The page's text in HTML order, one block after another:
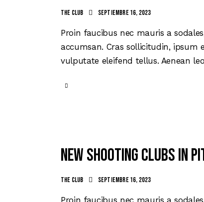
The club septiembre 16, 2023
Proin faucibus nec mauris a
accumsan. Cras sollicitudin, ipsum
vulputate eleifend tellus. Aenean
New shooting clubs in
The club septiembre 16, 2023